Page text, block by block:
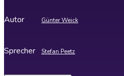
Autor Günter Weick
Sprecher Stefan Peetz